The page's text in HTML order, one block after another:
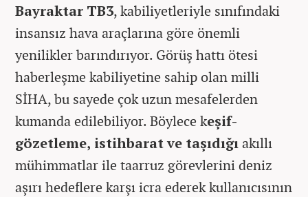
Bayraktar TB3, kabiliyetleriyle sınıfındaki
insansız hava araçlarına göre önemli
yenilikler barındırıyor. Görüş hattı ötesi
haberleşme kabiliyetine sahip olan milli
SİHA, bu sayede çok uzun mesafelerden
kumanda edilebiliyor. Böylece keşif-
gözetleme, istihbarat ve taşıdığıakıllı
mühimmatlar ile taarruz görevlerini deniz
aşırı hedeflere karşı icra ederek kullanıcısının